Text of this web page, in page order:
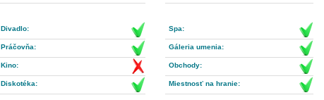
Divadlo: Spa:
Práčovňa: Gáleria umenia:
Kino: Obchody:
Diskotéka: Miestnosť na hranie: